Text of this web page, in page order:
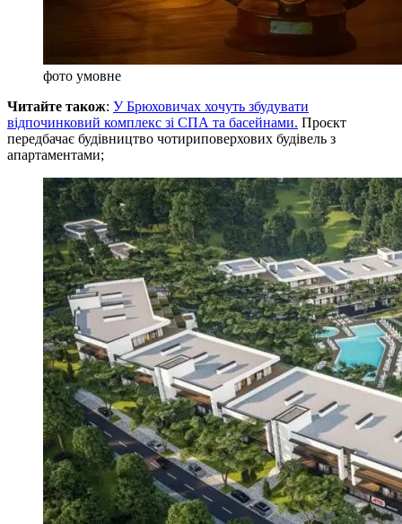
фото умовне
Читайте також: У Брюховичах хочуть збудувати
відпочинковий комплекс зі СПА та басейнами. Проєкт
передбачає будівництво чотириповерхових будівель з
апартаментами;